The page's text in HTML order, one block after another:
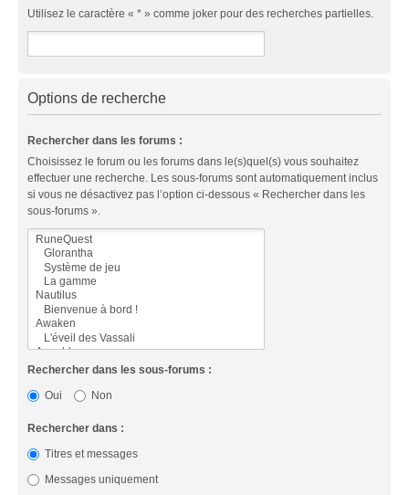
Utilisez le caractère « * » comme joker pour des recherches partielles.
Options de recherche
Rechercher dans les forums :
Choisissez le forum ou les forums dans le(s)quel(s) vous souhaitez
effectuer une recherche. Les sous-forums sont automatiquement inclus
si vous ne désactivez pas l’option ci-dessous « Rechercher dans les
sous-forums ».
Rechercher dans les sous-forums :
Oui
Non
Rechercher dans :
Titres et messages
Messages uniquement